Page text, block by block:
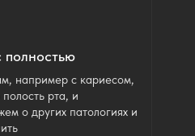
например с кариесом,
рта, и
о других патологиях и